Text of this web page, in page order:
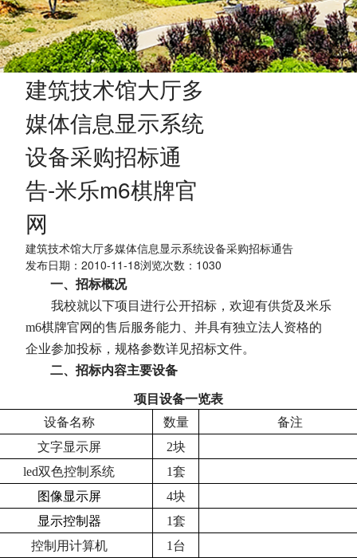
建筑技术馆大厅多
媒体信息显示系统
设备采购招标通
告-米乐m6棋牌官
网
建筑技术馆大厅多媒体信息显示系统设备采购招标通告
发布日期：2010-11-18浏览次数： 1030
一、招标概况
我校就以下项目进行公开招标，欢迎有供货及米乐
m6棋牌官网的售后服务能力、并具有独立法人资格的
企业参加投标，规格参数详见招标文件。
二、招标内容主要设备
项目设备一览表
设备名称
数量
备注
文字显示屏
2块
led双色控制系统 1套
图像显示屏
4块
显示控制器
1套
控制用计算机
1 台